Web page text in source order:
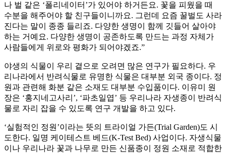
나 벌 같은 ‘폴리네이터’가 있어야 하거든요. 꽃을 피웠을 때
수분을 해주어야 할 친구들이니까요. 그런데 요즘 꿀벌도 사라
진다는 말이 종종 들리죠. 다양한 생명이 함께 깃들어 살아야
하는 거예요. 다양한 생명이 공존하도록 만드는 과정 자체가
사람들에게 위로와 평화가 되어야겠죠.”
야생의 식물이 우리 곁으로 오려면 많은 연구가 필요하다. 우
리나라에서 반려식물로 유명한 식물은 대부분 외국 종이다. 정
원과 관련해 화분 같은 소재도 대부분 수입품이다. 이유미 원
장은 ‘홍지네고사리’, ‘파초일엽’ 등 우리나라 자생종이 반려식
물로 자리 잡을 수 있도록 연구 개발을 하고 있다.
‘실험적인 정원’이라는 뜻의 트라이얼 가든(Trial Garden)도 시
도한다. 일명 케이테스트 베드(K-Test Bed) 사업이다. 자생식물
이나 우리나라 꽃과 나무로 만든 신품종이 정원 소재로 적합한